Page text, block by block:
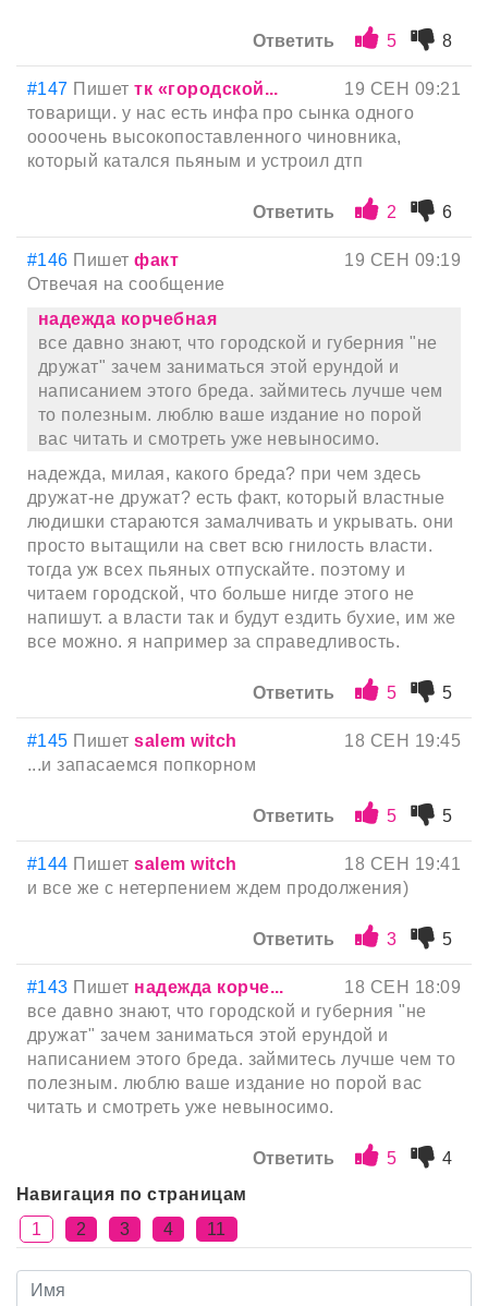
Ответить 5 8
#147 Пишеттк «городской...
19 СЕН 09:21
товарищи. у нас есть инфа про сынка одного
оооочень высокопоставленного чиновника,
который катался пьяным и устроил дтп
Ответить 2 6
#146 Пишетфакт
19 СЕН 09:19
Отвечая на сообщение
надежда корчебная
все давно знают, что городской и губерния "не
дружат" зачем заниматься этой ерундой и
написанием этого бреда. займитесь лучше чем
то полезным. люблю ваше издание но порой
вас читать и смотреть уже невыносимо.
надежда, милая, какого бреда? при чем здесь
дружат-не дружат? есть факт, который властные
людишки стараются замалчивать и укрывать. они
просто вытащили на свет всю гнилость власти.
тогда уж всех пьяных отпускайте. поэтому и
читаем городской, что больше нигде этого не
напишут. а власти так и будут ездить бухие, им же
все можно. я например за справедливость.
Ответить 5 5
#145 Пишетsalem witch
18 СЕН 19:45
...и запасаемся попкорном
Ответить 5 5
#144 Пишетsalem witch
18 СЕН 19:41
и все же с нетерпением ждем продолжения)
Ответить 3 5
#143 Пишет надежда корче...
18 СЕН 18:09
все давно знают, что городской и губерния "не
дружат" зачем заниматься этой ерундой и
написанием этого бреда. займитесь лучше чем то
полезным. люблю ваше издание но порой вас
читать и смотреть уже невыносимо.
Ответить 5
4
Навигация по страницам
1
2 3 4 11